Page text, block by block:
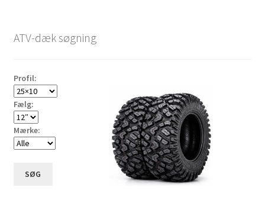
ATV-dæk søgning
Profil:
Fælg:
Mærke:
SØG